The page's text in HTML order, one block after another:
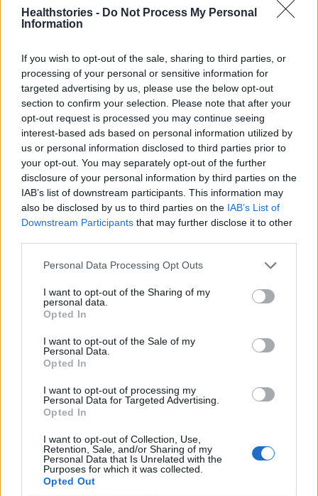
Healthstories - Do Not Process My Personal
Information
If you wish to opt-out of the sale, sharing to third parties, or
processing of your personal or sensitive information for
targeted advertising by us, please use the below opt-out
section to confirm your selection. Please note that after your
opt-out request is processed you may continue seeing
interest-based ads based on personal information utilized by
us or personal information disclosed to third parties prior to
your opt-out. You may separately opt-out of the further
disclosure of your personal information by third parties on the
IAB’s list of downstream participants. This information may
also be disclosed by us to third parties on the IAB’s List of
Downstream Participants that may further disclose it to other
Personal Data Processing Opt Outs
I want to opt-out of the Sharing of my
personal data.
Opted In
I want to opt-out of the Sale of my
Personal Data.
Opted In
I want to opt-out of processing my
Personal Data for Targeted Advertising.
Opted In
I want to opt-out of Collection, Use,
Retention, Sale, and/or Sharing of my
Personal Data that Is Unrelated with the
Purposes for which it was collected.
Opted Out
Ασταξανθίνη
του σολομού το κόκκινο χρώμα. Βοηθά να?
Χαμηλότερος κίνδυνος καρδιακής νόσου.
μειώνει την LDL (κακή χοληστερόλη) και
αυξάνει την HDL (καλή χοληστερόλη).
Λειτουργεί με βιταμίνες Β για την προστασία
του εγκεφάλου και του νευρικού συστήματος
από φλεγμονές. βοηθούν στην πρόληψη της
βλάβης του δέρματος και καθυστερούν τη
γήρανση.
Με τόσους πολλούς λόγους για να
καταναλώνετε σολομό, η σημασία της πηγής
του ψαριού είναι τόσο σημαντική. Ο σολομός
εκτροφής πρέπει να αποφεύγεται καθώς
συχνά περιέχει ορμόνες, ασθένειες, βαρέα
μέταλλα και παράσιτα. Ο άγριος σολομός
είναι μακράν η πιο υγιεινή επιλογή και το να
ικανοποιητικό.
Διαβάστε επίσης
Καρύδια: Μια σούπερ αντιοξειδωτική τροφή